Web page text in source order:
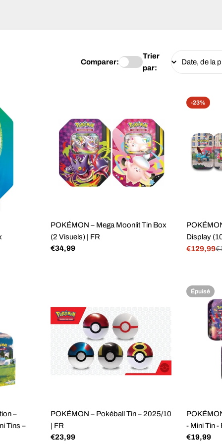
Comparer:
Trier
par:
POKÉMON – Mega Moonlit Tin Box
(2 Visuels) | FR
Prix
€34,99
-23%
Display
Prix
€129,99
Prix
–
Tins –
POKÉMON – Pokéball Tin – 2025/10
| FR
Prix
€23,99
Épuisé
- Mini Tin -
Prix
€19,99